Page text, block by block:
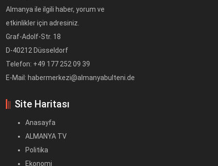
Almanya ile ilgili haber, yorum ve
etkinlikler için adresiniz.
Graf-Adolf-Str. 18
D-40212 Düsseldorf
Telefon: +49 177 252 09 39
E-Mail: habermerkezi@almanyabulteni.de
Site Haritası
Anasayfa
ALMANYA TV
Politika
Ekonomi